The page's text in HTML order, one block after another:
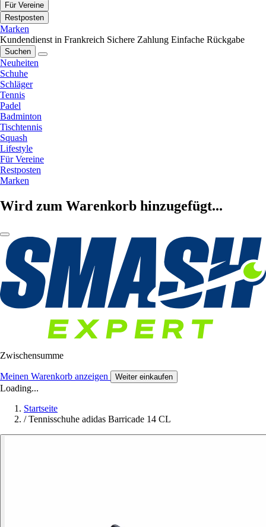
Für Vereine
Restposten
Marken
Kundendienst in Frankreich Sichere Zahlung Einfache Rückgabe
Suchen
Neuheiten
Schuhe
Schläger
Tennis
Padel
Badminton
Tischtennis
Squash
Lifestyle
Für Vereine
Restposten
Marken
Wird zum Warenkorb hinzugefügt...
Zwischensumme
Meinen Warenkorb anzeigen Weiter einkaufen
Loading...
Startseite
/ Tennisschuhe adidas Barricade 14 CL